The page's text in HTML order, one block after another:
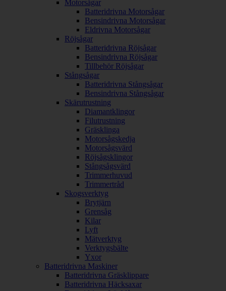
Motorsågar
Batteridrivna Motorsågar
Bensindrivna Motorsågar
Eldrivna Motorsågar
Röjsågar
Batteridrivna Röjsågar
Bensindrivna Röjsågar
Tillbehör Röjsågar
Stångsågar
Batteridrivna Stångsågar
Bensindrivna Stångsågar
Skärutrustning
Diamantklingor
Filutrustning
Gräsklinga
Motorsågskedja
Motorsågsvärd
Röjsågsklingor
Stångsågsvärd
Trimmerhuvud
Trimmertråd
Skogsverktyg
Brytjärn
Grensåg
Kilar
Lyft
Mätverktyg
Verktygsbälte
Yxor
Batteridrivna Maskiner
Batteridrivna Gräsklippare
Batteridrivna Häcksaxar